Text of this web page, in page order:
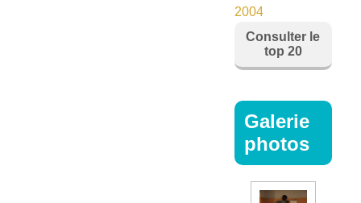
2004
Consulter le
top 20
Galerie
photos